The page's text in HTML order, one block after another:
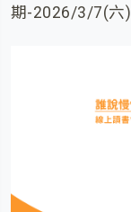
期-2026/3/7(六)